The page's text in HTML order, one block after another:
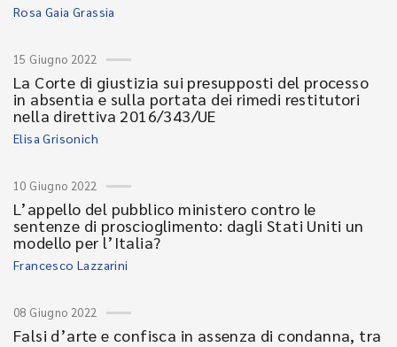
Rosa Gaia Grassia
15 Giugno 2022
La Corte di giustizia sui presupposti del processo
in absentia e sulla portata dei rimedi restitutori
nella direttiva 2016/343/UE
Elisa Grisonich
10 Giugno 2022
L’appello del pubblico ministero contro le
sentenze di proscioglimento: dagli Stati Uniti un
modello per l’Italia?
Francesco Lazzarini
08 Giugno 2022
Falsi d’arte e confisca in assenza di condanna, tra